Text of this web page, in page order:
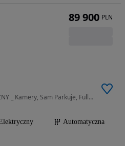
204 KM • EV9 _ 100% ELEKTRYCZNY _ Kamery, Sam Parkuje, Full _ Tylko 31.000km !
Automatyczna
89 900 PLN